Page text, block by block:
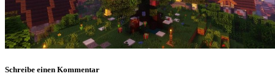
Schreibe einen Kommentar